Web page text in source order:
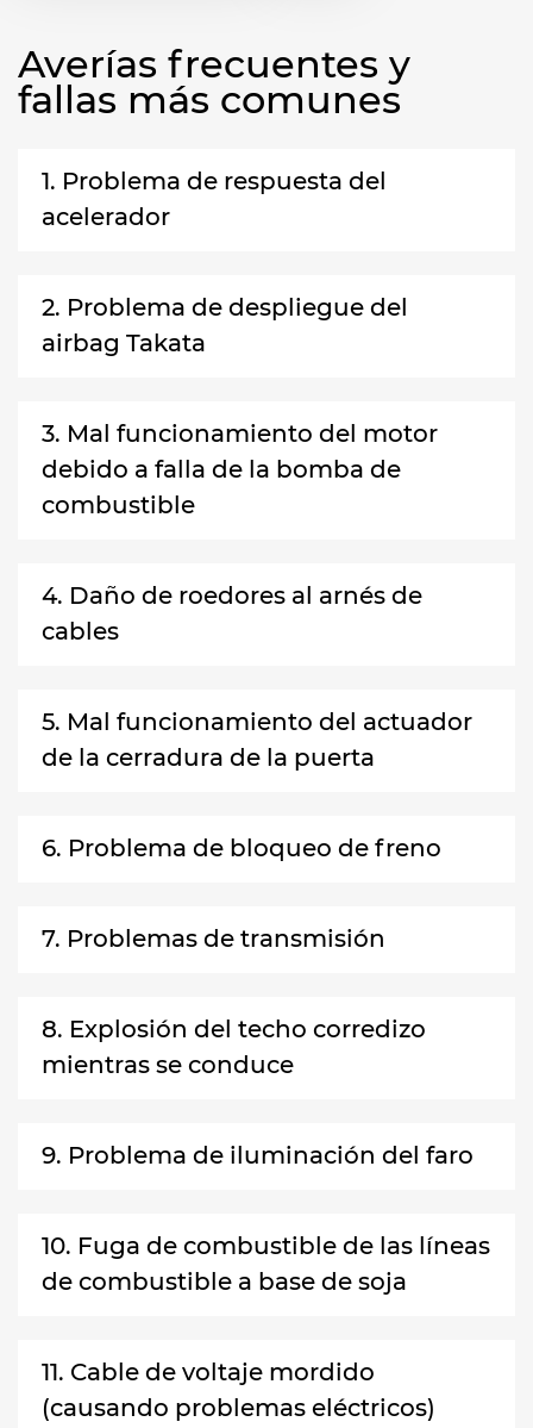
Averías frecuentes y
fallas más comunes
1. Problema de respuesta del
acelerador
2. Problema de despliegue del
airbag Takata
3. Mal funcionamiento del motor
debido a falla de la bomba de
combustible
4. Daño de roedores al arnés de
cables
5. Mal funcionamiento del actuador
de la cerradura de la puerta
6. Problema de bloqueo de freno
7. Problemas de transmisión
8. Explosión del techo corredizo
mientras se conduce
9. Problema de iluminación del faro
10. Fuga de combustible de las líneas
de combustible a base de soja
11. Cable de voltaje mordido
(causando problemas eléctricos)